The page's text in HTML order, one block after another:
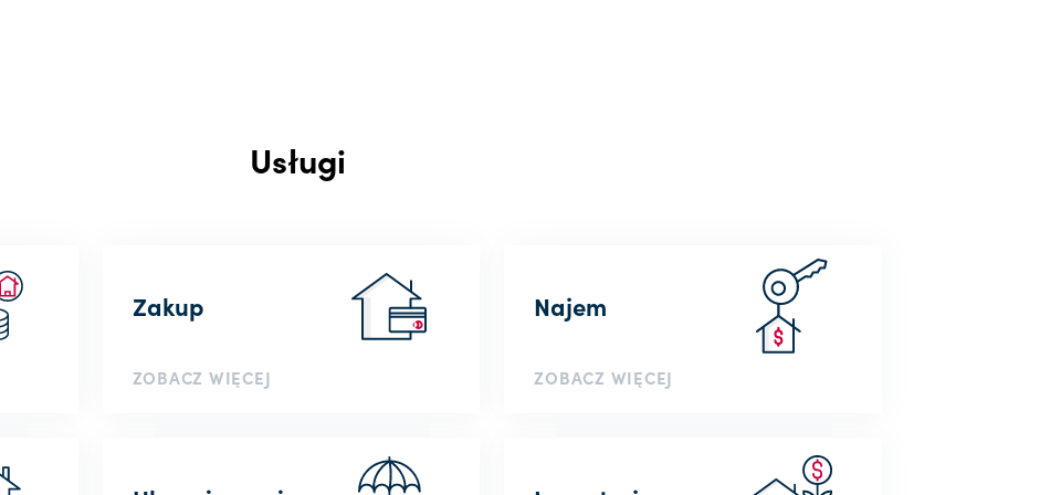
Usługi
Zakup
ZOBACZ WIĘCEJ
Najem
ZOBACZ WIĘCEJ